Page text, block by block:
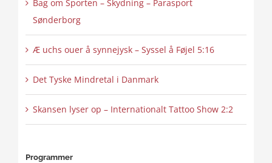
Bag om Sporten – Skydning – Parasport
Sønderborg
Æ uchs ouer å synnejysk – Syssel å Føjel 5:16
Det Tyske Mindretal i Danmark
Skansen lyser op – Internationalt Tattoo Show 2:2
Programmer